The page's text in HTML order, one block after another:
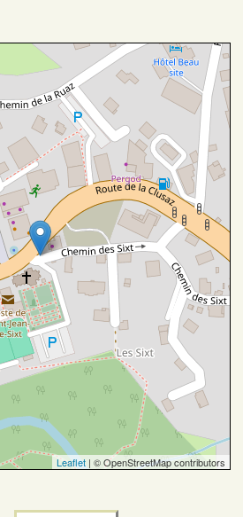
Leaflet | © OpenStreetMap contributors